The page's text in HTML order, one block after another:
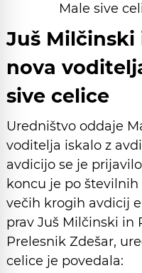
Male sive
Juš Milčinski
nova
sive celice
Uredništvo oddaje
voditelja iskalo z
avdicijo se je
koncu je po
večih krogih avdicij
prav Juš Milčinski in
Prelesnik Zdešar,
celice je povedala: